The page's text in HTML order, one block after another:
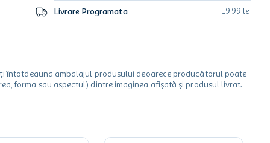
Livrare Programata 19,99 lei
întotdeauna ambalajul produsului deoarece producătorul poate
forma sau aspectul) dintre imaginea afișată și produsul livrat.